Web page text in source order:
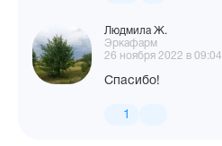
Людмила Ж.
Эркафарм
26 ноября 2022 в 09:04
Спасибо!
1